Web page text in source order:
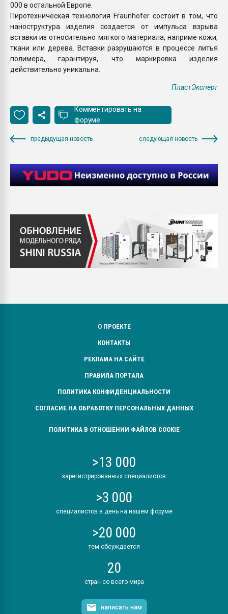
000 в остальной Европе.
Пиротехническая технология Fraunhofer состоит в том, что
наноструктура изделия создается от импульса взрыва
вставки из относительно мягкого материала, наприме кожи,
ткани или дерева. Вставки разрушаются в процессе литья
полимера, гарантируя, что маркировка изделия
действительно уникальна.
ПластЭксперт
Комментировать на
форуме
предыдущая новость следующая новость
О ПРОЕКТЕ
КОНТАКТЫ
РЕКЛАМА НА САЙТЕ
ПРАВИЛА ПОРТАЛА
ПОЛИТИКА КОНФИДЕНЦИАЛЬНОСТИ
СОГЛАСИЕ НА ОБРАБОТКУ ПЕРСОНАЛЬНЫХ ДАННЫХ
ПОЛИТИКА В ОТНОШЕНИИ ФАЙЛОВ COOKIE
>13 000
зарегистрированных специалистов
>3 000
специалистов в день на нашем форуме
>20 000
тем обсуждается
20
стран со всего мира
написать нам